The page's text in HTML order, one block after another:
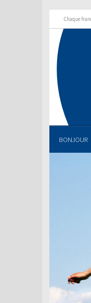
Chaque
BONJOUR